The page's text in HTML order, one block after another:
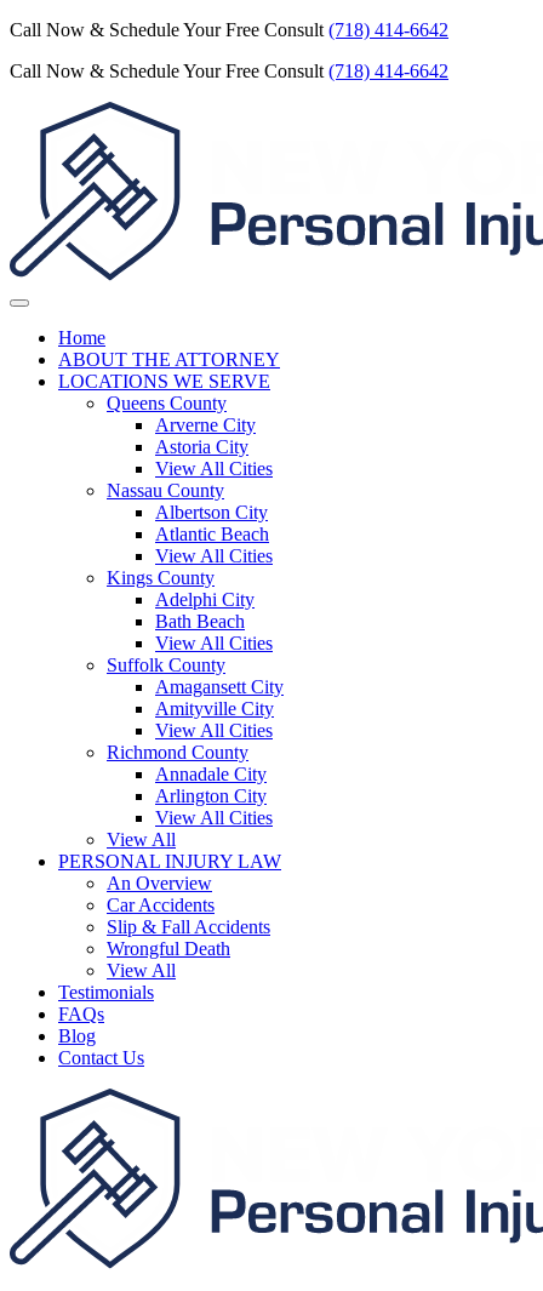
Call Now & Schedule Your Free Consult (718) 414-6642
Call Now & Schedule Your Free Consult (718) 414-6642
Home
ABOUT THE ATTORNEY
LOCATIONS WE SERVE
Queens County
Arverne City
Astoria City
View All Cities
Nassau County
Albertson City
Atlantic Beach
View All Cities
Kings County
Adelphi City
Bath Beach
View All Cities
Suffolk County
Amagansett City
Amityville City
View All Cities
Richmond County
Annadale City
Arlington City
View All Cities
View All
PERSONAL INJURY LAW
An Overview
Car Accidents
Slip & Fall Accidents
Wrongful Death
View All
Testimonials
FAQs
Blog
Contact Us